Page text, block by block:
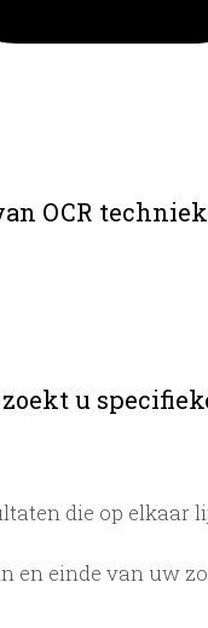
OCR
u
die op elkaar
en einde van uw